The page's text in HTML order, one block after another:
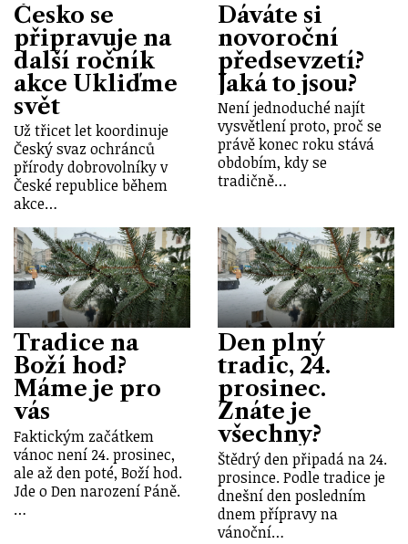
Česko se
připravuje na
další ročník
akce Ukliďme
svět
Už třicet let koordinuje
Český svaz ochránců
přírody dobrovolníky v
České republice během
akce…
Dáváte si
novoroční
předsevzetí?
Jaká to jsou?
Není jednoduché najít
vysvětlení proto, proč se
právě konec roku stává
obdobím, kdy se
tradičně…
Tradice na
Boží hod?
Máme je pro
vás
Faktickým začátkem
vánoc není 24. prosinec,
ale až den poté, Boží hod.
Jde o Den narození Páně.
…
Den plný
tradic, 24.
prosinec.
Znáte je
všechny?
Štědrý den připadá na 24.
prosince. Podle tradice je
dnešní den posledním
dnem přípravy na
vánoční…